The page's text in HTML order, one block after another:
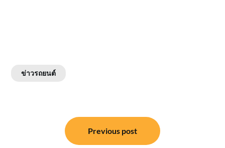
ข่าวรถยนต์
Previous post